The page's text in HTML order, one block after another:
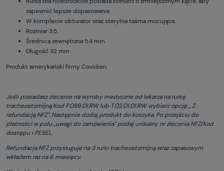
zapewnić lepsze dopasowanie.
W komplecie obturator oraz sterylna taśma mocująca.
Rozmiar 3.5
Średnica zewnętrzna 5.4 mm
Długość 32 mm
Produkt amerykański firmy Covidien.
Jeśli posiadasz zlecenie na wyroby medyczne od lekarza na rurkę
tracheostomijną Kod P.089.01.RW lub T.02.01.01.RW wybierz opcję „ Z
refundacją NFZ”. Następnie dodaj produkt do koszyka. Po przejściu do
płatności w polu „uwagi do zamówienia” podaj unikalny nr zlecenia NFZ/kod
dostępu i PESEL.
Refundacja NFZ przysługuje na 3 rurki tracheostomijną wraz zapasowym
wkładem raz na 6 miesięcy.